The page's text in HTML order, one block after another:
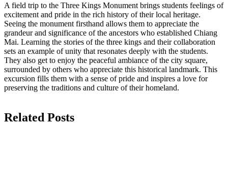
A field trip to the Three Kings Monument brings students feelings of
excitement and pride in the rich history of their local heritage.
Seeing the monument firsthand allows them to appreciate the
grandeur and significance of the ancestors who established Chiang
Mai. Learning the stories of the three kings and their collaboration
sets an example of unity that resonates deeply with the students.
They also get to enjoy the peaceful ambiance of the city square,
surrounded by others who appreciate this historical landmark. This
excursion fills them with a sense of pride and inspires a love for
preserving the traditions and culture of their homeland.
Related Posts